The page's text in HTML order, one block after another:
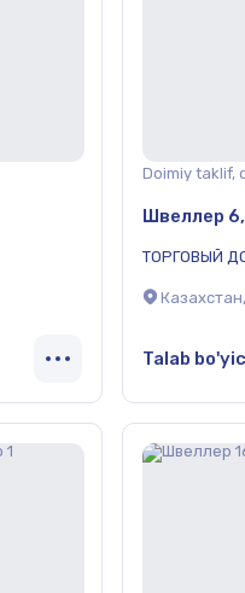
Doimiy taklif,
Швеллер
ТОРГОВЫЙ
Talab